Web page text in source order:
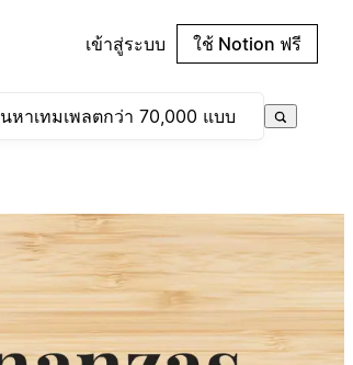
เข้าสู่ระบบ ใช้ Notion ฟรี